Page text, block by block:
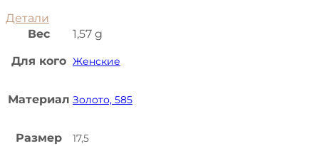
Детали
Вес
1,57 g
Для кого Женские
Материал Золото, 585
Размер 17,5